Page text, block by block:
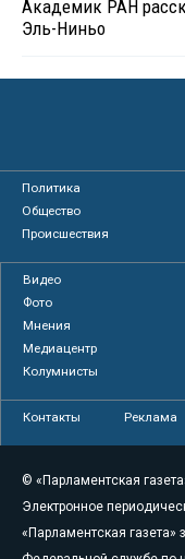
Академик РАН
Эль-Ниньо
Политика
Общество
Происшествия
Видео
Фото
Мнения
Медиацентр
Колумнисты
Контакты Реклама
© «Парламентская
Электронное
«Парламентская газета»